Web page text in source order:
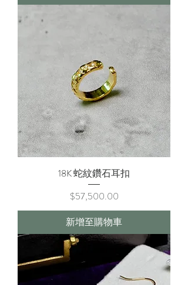
18K 蛇紋鑽石耳扣
價格
$57,500.00
新增至購物車